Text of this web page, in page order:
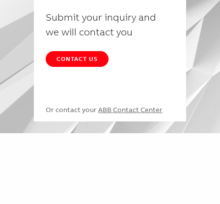
Submit your inquiry and
we will contact you
CONTACT US
Or contact your ABB Contact Center